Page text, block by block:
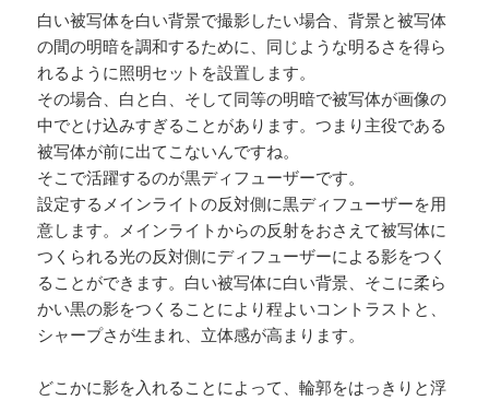
白い被写体を白い背景で撮影したい場合、背景と被写体
の間の明暗を調和するために、同じような明るさを得ら
れるように照明セットを設置します。
その場合、白と白、そして同等の明暗で被写体が画像の
中でとけ込みすぎることがあります。つまり主役である
被写体が前に出てこないんですね。
そこで活躍するのが黒ディフューザーです。
設定するメインライトの反対側に黒ディフューザーを用
意します。メインライトからの反射をおさえて被写体に
つくられる光の反対側にディフューザーによる影をつく
ることができます。白い被写体に白い背景、そこに柔ら
かい黒の影をつくることにより程よいコントラストと、
シャープさが生まれ、立体感が高まります。
どこかに影を入れることによって、輪郭をはっきりと浮